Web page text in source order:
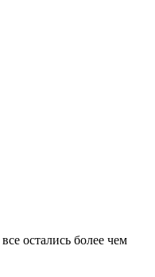
остались более чем